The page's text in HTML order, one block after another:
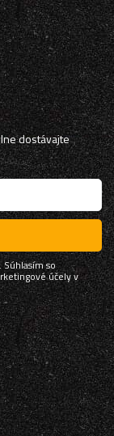
dostávajte
so
účely v